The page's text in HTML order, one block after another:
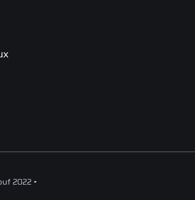
2022 •